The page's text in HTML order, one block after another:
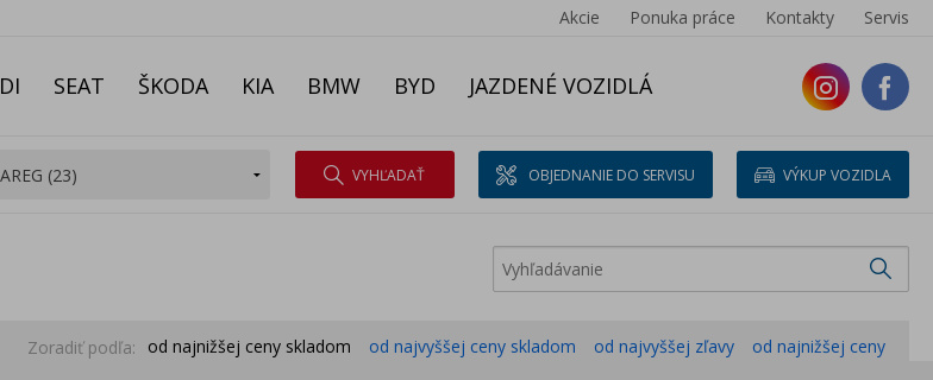
Akcie Ponuka práce Kontakty Servis
SEAT ŠKODA KIA BMW BYD JAZDENÉ VOZIDLÁ
VYHĽADAŤ OBJEDNANIE DO SERVISU VÝKUP VOZIDLA
Zoradiť podľa: od najnižšej ceny skladom od najvyššej ceny skladom od najvyššej zľavy od najnižšej ceny